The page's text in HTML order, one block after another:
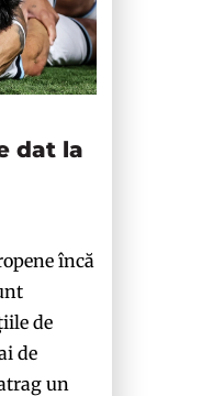
dat la
încă
de
de
un